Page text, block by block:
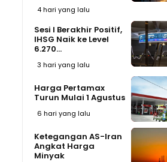
4 hari yang lalu
Sesi I Berakhir Positif,
IHSG Naik ke Level
6.270...
3 hari yang lalu
Harga Pertamax
Turun Mulai 1 Agustus
6 hari yang lalu
Ketegangan AS-Iran
Angkat Harga
Minyak